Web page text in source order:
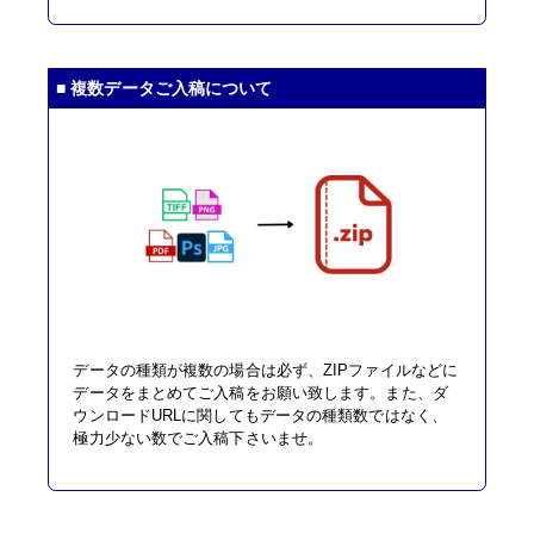
■ 複数データご入稿について
データの種類が複数の場合は必ず、ZIPファイルなどに
データをまとめてご入稿をお願い致します。また、ダ
ウンロードURLに関してもデータの種類数ではなく、
極力少ない数でご入稿下さいませ。